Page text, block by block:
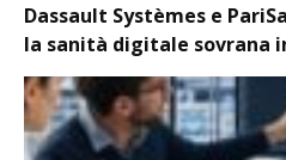
Dassault Systèmes e
la sanità digitale sovrana